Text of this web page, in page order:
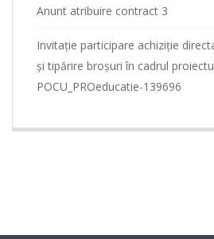
Anunt atribuire contract 3
Invitație participare achiziție
și tipărire broșuri în cadrul
POCU_PROeducatie-139696